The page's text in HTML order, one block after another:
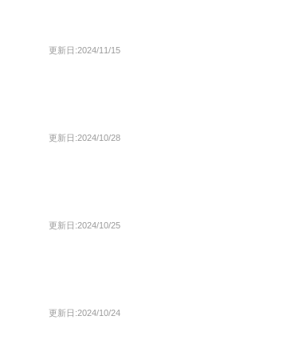
更新日:2024/11/15
更新日:2024/10/28
更新日:2024/10/25
更新日:2024/10/24